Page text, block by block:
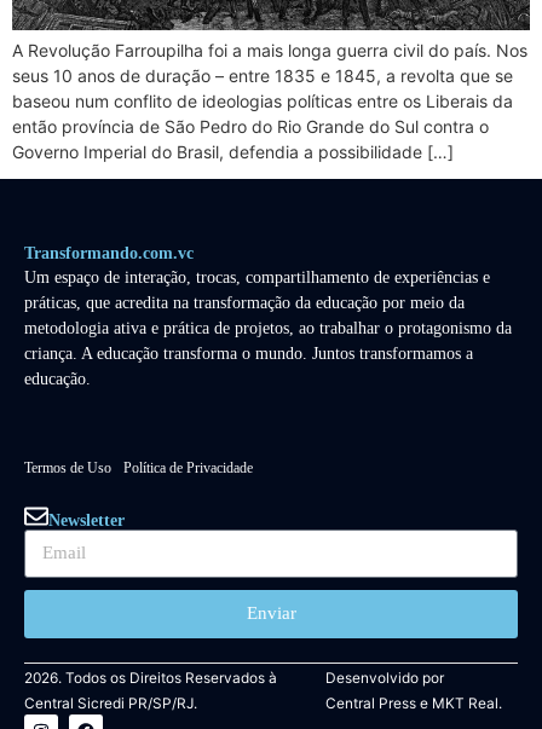
A Revolução Farroupilha foi a mais longa guerra civil do país. Nos
seus 10 anos de duração – entre 1835 e 1845, a revolta que se
baseou num conflito de ideologias políticas entre os Liberais da
então província de São Pedro do Rio Grande do Sul contra o
Governo Imperial do Brasil, defendia a possibilidade […]
Transformando.com.vc
Um espaço de interação, trocas, compartilhamento de experiências e
práticas, que acredita na transformação da educação por meio da
metodologia ativa e prática de projetos, ao trabalhar o protagonismo da
criança. A educação transforma o mundo. Juntos transformamos a
educação.
Termos de Uso Política de Privacidade
Newsletter
Enviar
2026. Todos os Direitos Reservados à
Central Sicredi PR/SP/RJ.
Desenvolvido por
Central Presse MKT Real.